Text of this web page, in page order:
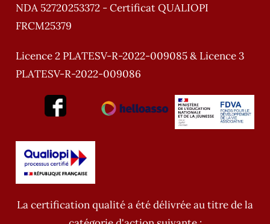
NDA 52720253372 - Certificat QUALIOPI
FRCM25379
Licence 2 PLATESV-R-2022-009085 & Licence 3
PLATESV-R-2022-009086
La certification qualité a été délivrée au titre de la